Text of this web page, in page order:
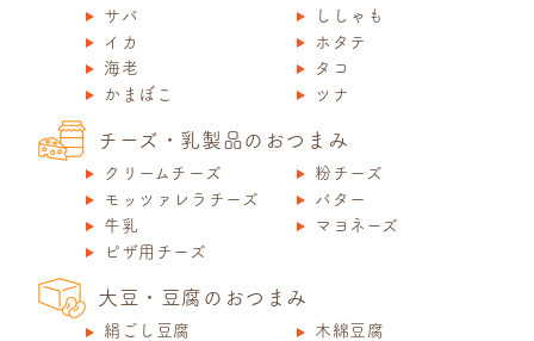
サバ
ししゃも
イカ
ホタテ
海老
タコ
かまぼこ
ツナ
チーズ・乳製品のおつまみ
クリームチーズ
粉チーズ
モッツァレラチーズ
バター
牛乳
マヨネーズ
ピザ用チーズ
大豆・豆腐のおつまみ
絹ごし豆腐
木綿豆腐